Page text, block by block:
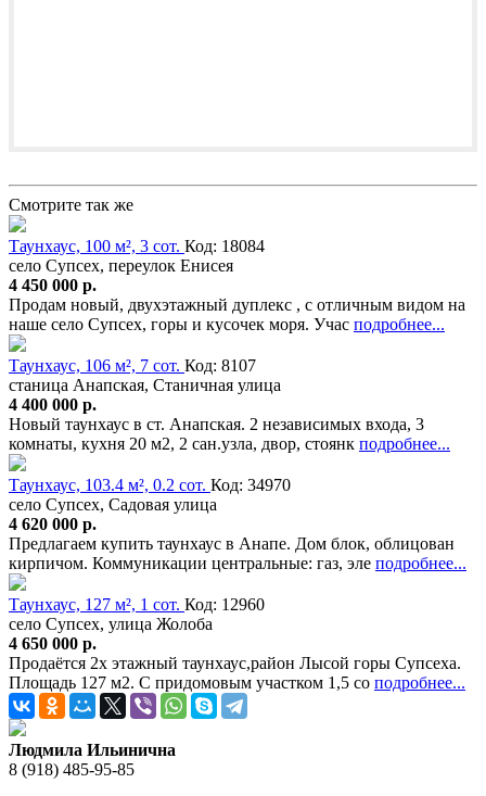
Смотрите так же
Таунхаус, 100 м², 3 сот. Код: 18084
село Супсех, переулок Енисея
4 450 000 р.
Продам новый, двухэтажный дуплекс , с отличным видом на
наше село Супсех, горы и кусочек моря. Учас подробнее...
Таунхаус, 106 м², 7 сот. Код: 8107
станица Анапская, Станичная улица
4 400 000 р.
Новый таунхаус в ст. Анапская. 2 независимых входа, 3
комнаты, кухня 20 м2, 2 сан.узла, двор, стоянк подробнее...
Таунхаус, 103.4 м², 0.2 сот. Код: 34970
село Супсех, Садовая улица
4 620 000 р.
Предлагаем купить таунхаус в Анапе. Дом блок, облицован
кирпичом. Коммуникации центральные: газ, эле подробнее...
Таунхаус, 127 м², 1 сот. Код: 12960
село Супсех, улица Жолоба
4 650 000 р.
Продаётся 2х этажный таунхаус,район Лысой горы Супсеха.
Площадь 127 м2. С придомовым участком 1,5 со подробнее...
Людмила Ильинична
8 (918) 485-95-85